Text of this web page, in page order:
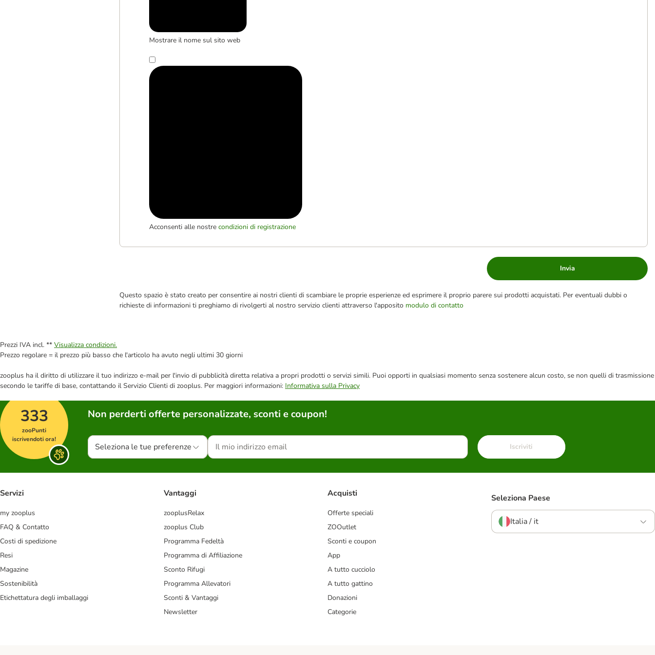
Mostrare il nome sul sito web
Acconsenti alle nostre condizioni di registrazione
Invia
Questo spazio è stato creato per consentire ai nostri clienti di scambiare le proprie esperienze ed esprimere il proprio parere sui prodotti acquistati. Per eventuali dubbi o
richieste di informazioni ti preghiamo di rivolgerti al nostro servizio clienti attraverso l'apposito modulo di contatto
Prezzi IVA incl. ** Visualizza condizioni.
Prezzo regolare = il prezzo più basso che l'articolo ha avuto negli ultimi 30 giorni
zooplus ha il diritto di utilizzare il tuo indirizzo e-mail per l'invio di pubblicità diretta relativa a propri prodotti o servizi simili. Puoi opporti in qualsiasi momento senza sostenere alcun costo, se non quelli di trasmissione
secondo le tariffe di base, contattando il Servizio Clienti di zooplus. Per maggiori informazioni: Informativa sulla Privacy
333
zooPunti
iscrivendoti ora!
Non perderti offerte personalizzate, sconti e coupon!
Seleziona le tue preferenze Iscriviti
Servizi
my zooplus
FAQ & Contatto
Costi di spedizione
Resi
Magazine
Sostenibilità
Etichettatura degli imballaggi
Vantaggi
zooplusRelax
zooplus Club
Programma Fedeltà
Programma di Affiliazione
Sconto Rifugi
Programma Allevatori
Sconti & Vantaggi
Newsletter
Acquisti
Offerte speciali
ZOOutlet
Sconti e coupon
App
A tutto cucciolo
A tutto gattino
Donazioni
Categorie
Seleziona Paese
Italia / it